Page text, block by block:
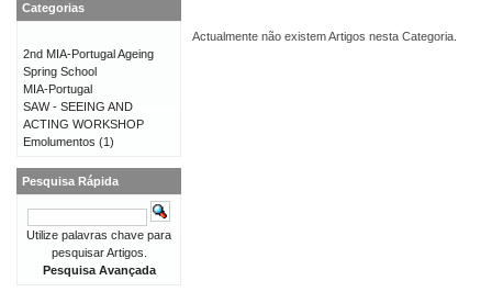
Actualmente não existem Artigos nesta Categoria.
Categorias
2nd MIA-Portugal Ageing
Spring School
MIA-Portugal
SAW - SEEING AND
ACTING WORKSHOP
Emolumentos (1)
Pesquisa Rápida
Utilize palavras chave para
pesquisar Artigos.
Pesquisa Avançada